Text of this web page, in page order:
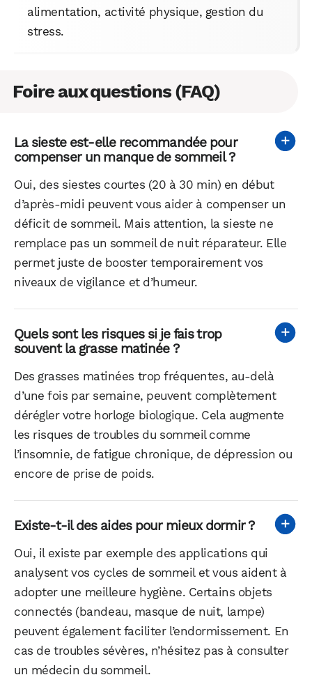
alimentation, activité physique, gestion du
stress.
Foire aux questions (FAQ)
La sieste est-elle recommandée pour
compenser un manque de sommeil ?
Oui, des siestes courtes (20 à 30 min) en début
d’après-midi peuvent vous aider à compenser un
déficit de sommeil. Mais attention, la sieste ne
remplace pas un sommeil de nuit réparateur. Elle
permet juste de booster temporairement vos
niveaux de vigilance et d’humeur.
Quels sont les risques si je fais trop
souvent la grasse matinée ?
Des grasses matinées trop fréquentes, au-delà
d’une fois par semaine, peuvent complètement
dérégler votre horloge biologique. Cela augmente
les risques de troubles du sommeil comme
l’insomnie, de fatigue chronique, de dépression ou
encore de prise de poids.
Existe-t-il des aides pour mieux dormir ?
Oui, il existe par exemple des applications qui
analysent vos cycles de sommeil et vous aident à
adopter une meilleure hygiène. Certains objets
connectés (bandeau, masque de nuit, lampe)
peuvent également faciliter l’endormissement. En
cas de troubles sévères, n’hésitez pas à consulter
un médecin du sommeil.